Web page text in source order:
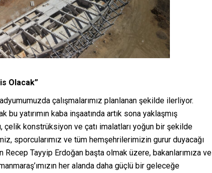
Olacak”
çalışmalarımız planlanan şekilde ilerliyor.
yatırımın kaba inşaatında artık sona yaklaşmış
çelik konstrüksiyon ve çatı imalatları yoğun bir şekilde
sporcularımız ve tüm hemşehrilerimizin gurur duyacağı
Recep Tayyip Erdoğan başta olmak üzere, bakanlarımıza ve
her alanda daha güçlü bir geleceğe